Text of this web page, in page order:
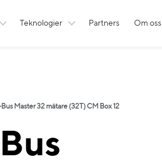
Teknologier Partners Om oss
Master 32 mätare (32T) CM Box 12